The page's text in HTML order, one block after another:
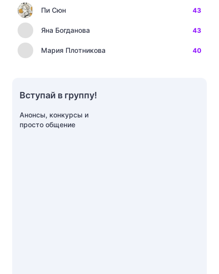
Пи Сюн 43
Яна Богданова 43
Мария Плотникова 40
Вступай в группу!
Анонсы, конкурсы и
просто общение